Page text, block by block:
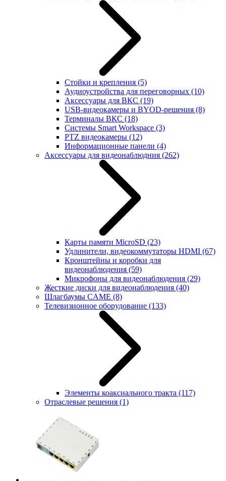
Стойки и крепления (5)
Аудиоустройства для переговорных (10)
Аксессуары для ВКС (19)
USB-видеокамеры и BYOD-решения (8)
Терминалы ВКС (18)
Системы Smart Workspace (3)
PTZ видеокамеры (12)
Информационные панели (4)
Аксессуары для видеонаблюдния (262)
Карты памяти MicroSD (23)
Удлинители, видеокоммутаторы HDMI (67)
Кронштейны и коробки для
видеонаблюдения (59)
Микрофоны для видеонаблюдения (29)
Жесткие диски для видеонаблюдения (40)
Шлагбаумы CAME (8)
Телевизионное оборудование (133)
Элементы коаксиального тракта (117)
Отраслевые решения (1)